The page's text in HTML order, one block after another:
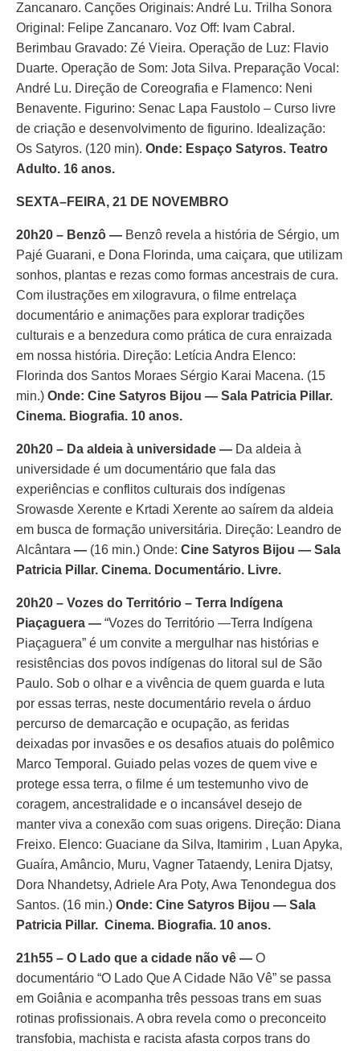
Zancanaro. Canções Originais: André Lu. Trilha Sonora
Original: Felipe Zancanaro. Voz Off: Ivam Cabral.
Berimbau Gravado: Zé Vieira. Operação de Luz: Flavio
Duarte. Operação de Som: Jota Silva. Preparação Vocal:
André Lu. Direção de Coreografia e Flamenco: Neni
Benavente. Figurino: Senac Lapa Faustolo – Curso livre
de criação e desenvolvimento de figurino. Idealização:
Os Satyros. (120 min). Onde: Espaço Satyros. Teatro
Adulto. 16 anos.
SEXTA–FEIRA, 21 DE NOVEMBRO
20h20 – Benzô — Benzô revela a história de Sérgio, um
Pajé Guarani, e Dona Florinda, uma caiçara, que utilizam
sonhos, plantas e rezas como formas ancestrais de cura.
Com ilustrações em xilogravura, o filme entrelaça
documentário e animações para explorar tradições
culturais e a benzedura como prática de cura enraizada
em nossa história. Direção: Letícia Andra Elenco:
Florinda dos Santos Moraes Sérgio Karai Macena. (15
min.) Onde: Cine Satyros Bijou — Sala Patricia Pillar.
Cinema. Biografia. 10 anos.
20h20 – Da aldeia à universidade — Da aldeia à
universidade é um documentário que fala das
experiências e conflitos culturais dos indígenas
Srowasde Xerente e Krtadi Xerente ao saírem da aldeia
em busca de formação universitária. Direção: Leandro de
Alcântara — (16 min.) Onde: Cine Satyros Bijou — Sala
Patricia Pillar. Cinema. Documentário. Livre.
20h20 – Vozes do Território – Terra Indígena
Piaçaguera — “Vozes do Território —Terra Indígena
Piaçaguera” é um convite a mergulhar nas histórias e
resistências dos povos indígenas do litoral sul de São
Paulo. Sob o olhar e a vivência de quem guarda e luta
por essas terras, neste documentário revela o árduo
percurso de demarcação e ocupação, as feridas
deixadas por invasões e os desafios atuais do polêmico
Marco Temporal. Guiado pelas vozes de quem vive e
protege essa terra, o filme é um testemunho vivo de
coragem, ancestralidade e o incansável desejo de
manter viva a conexão com suas origens. Direção: Diana
Freixo. Elenco: Guaciane da Silva, Itamirim , Luan Apyka,
Guaíra, Amâncio, Muru, Vagner Tataendy, Lenira Djatsy,
Dora Nhandetsy, Adriele Ara Poty, Awa Tenondegua dos
Santos. (16 min.) Onde: Cine Satyros Bijou — Sala
Patricia Pillar. Cinema. Biografia. 10 anos.
21h55 – O Lado que a cidade não vê — O
documentário “O Lado Que A Cidade Não Vê” se passa
em Goiânia e acompanha três pessoas trans em suas
rotinas profissionais. A obra revela como o preconceito
transfobia, machista e racista afasta corpos trans do